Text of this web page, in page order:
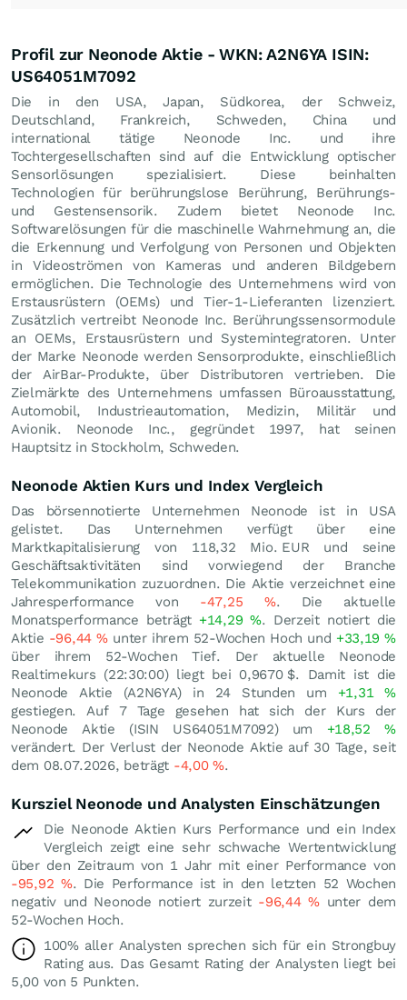
Profil zur Neonode Aktie - WKN: A2N6YA ISIN:
US64051M7092
Die in den USA, Japan, Südkorea, der Schweiz,
Deutschland, Frankreich, Schweden, China und
international tätige Neonode Inc. und ihre
Tochtergesellschaften sind auf die Entwicklung optischer
Sensorlösungen spezialisiert. Diese beinhalten
Technologien für berührungslose Berührung, Berührungs-
und Gestensensorik. Zudem bietet Neonode Inc.
Softwarelösungen für die maschinelle Wahrnehmung an, die
die Erkennung und Verfolgung von Personen und Objekten
in Videoströmen von Kameras und anderen Bildgebern
ermöglichen. Die Technologie des Unternehmens wird von
Erstausrüstern (OEMs) und Tier-1-Lieferanten lizenziert.
Zusätzlich vertreibt Neonode Inc. Berührungssensormodule
an OEMs, Erstausrüstern und Systemintegratoren. Unter
der Marke Neonode werden Sensorprodukte, einschließlich
der AirBar-Produkte, über Distributoren vertrieben. Die
Zielmärkte des Unternehmens umfassen Büroausstattung,
Automobil, Industrieautomation, Medizin, Militär und
Avionik. Neonode Inc., gegründet 1997, hat seinen
Hauptsitz in Stockholm, Schweden.
Neonode Aktien Kurs und Index Vergleich
Das börsennotierte Unternehmen Neonode ist in USA
gelistet. Das Unternehmen verfügt über eine
Marktkapitalisierung von 118,32 Mio. EUR und seine
Geschäftsaktivitäten sind vorwiegend der Branche
Telekommunikation zuzuordnen. Die Aktie verzeichnet eine
Jahresperformance von -47,25 %. Die aktuelle
Monatsperformance beträgt +14,29%. Derzeit notiert die
Aktie -96,44%unter ihrem 52-Wochen Hoch und +33,19%
über ihrem 52-Wochen Tief. Der aktuelle Neonode
Realtimekurs (22:30:00) liegt bei 0,9670 $. Damit ist die
Neonode Aktie (A2N6YA) in 24 Stunden um +1,31%
gestiegen. Auf 7 Tage gesehen hat sich der Kurs der
Neonode Aktie (ISIN US64051M7092) um +18,52%
verändert. Der Verlust der Neonode Aktie auf 30 Tage, seit
dem 08.07.2026, beträgt -4,00%.
Kursziel Neonode und Analysten Einschätzungen
Die Neonode Aktien Kurs Performance und ein Index
Vergleich zeigt eine sehr schwache Wertentwicklung
über den Zeitraum von 1 Jahr mit einer Performance von
-95,92 %. Die Performance ist in den letzten 52 Wochen
negativ und Neonode notiert zurzeit -96,44%unter dem
52-Wochen Hoch.
100% aller Analysten sprechen sich für ein Strongbuy
Rating aus. Das Gesamt Rating der Analysten liegt bei
5,00 von 5 Punkten.